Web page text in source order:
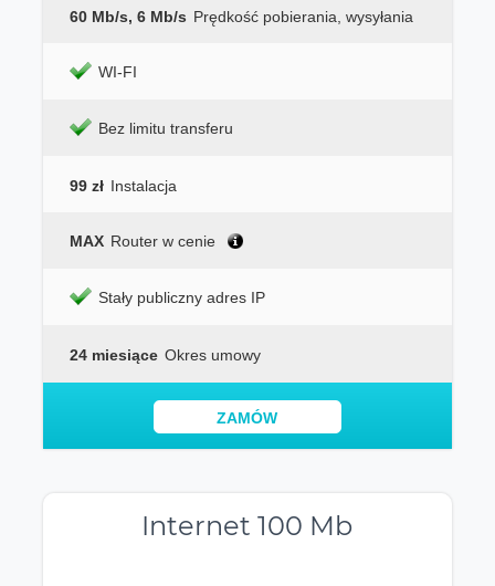
60 Mb/s, 6 Mb/s Prędkość pobierania, wysyłania
WI-FI
Bez limitu transferu
99 zł Instalacja
MAX Router w cenie
Stały publiczny adres IP
24 miesiące Okres umowy
ZAMÓW
Internet 100 Mb